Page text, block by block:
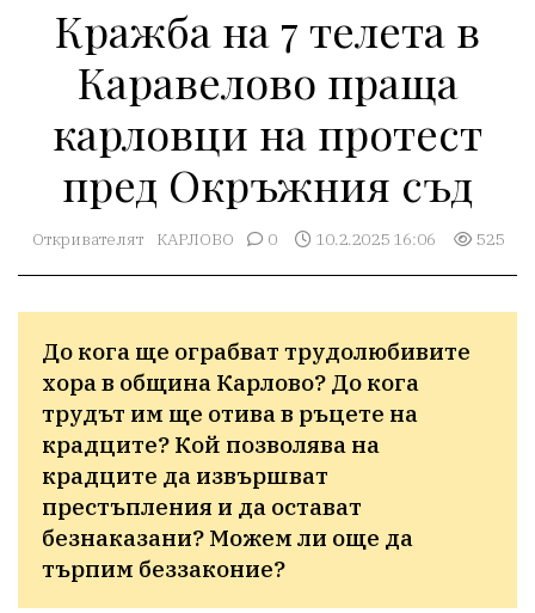
Кражба на 7 телета в
Каравелово праща
карловци на протест
пред Окръжния съд
Откривателят КАРЛОВО 0 10.2.2025 16:06 525
До кога ще ограбват трудолюбивите
хора в община Карлово? До кога
трудът им ще отива в ръцете на
крадците? Кой позволява на
крадците да извършват
престъпления и да остават
безнаказани? Можем ли още да
търпим беззаконие?